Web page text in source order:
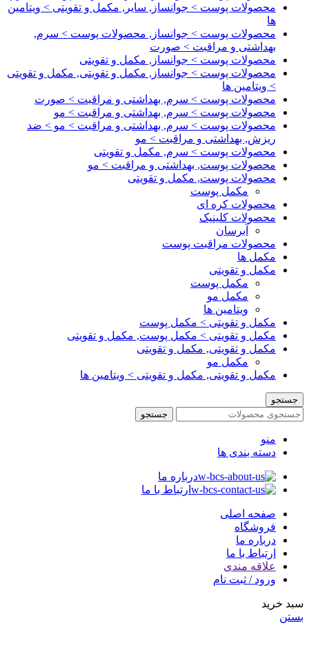
محصولات پوست > جوانساز, سایر, مکمل و تقویتی > ویتامین
ها
محصولات پوست > جوانساز, محصولات پوست > سرم,
بهداشتی و مراقبت > صورت
محصولات پوست > جوانساز, مکمل و تقویتی
محصولات پوست > جوانساز, مکمل و تقویتی, مکمل و تقویتی
> ویتامین ها
محصولات پوست > سرم, بهداشتی و مراقبت > صورت
محصولات پوست > سرم, بهداشتی و مراقبت > مو
محصولات پوست > سرم, بهداشتی و مراقبت > مو > ضد
ریزش, بهداشتی و مراقبت > مو
محصولات پوست > سرم, مکمل و تقویتی
محصولات پوست, بهداشتی و مراقبت > مو
محصولات پوست, مکمل و تقویتی
مکمل پوست
محصولات کره ای
محصولات کلینیک
آبرسان
محصولات مراقبت پوست
مکمل ها
مکمل و تقویتی
مکمل پوست
مکمل مو
ویتامین ها
مکمل و تقویتی > مکمل پوست
مکمل و تقویتی > مکمل پوست, مکمل و تقویتی
مکمل و تقویتی, مکمل و تقویتی
مکمل مو
مکمل و تقویتی, مکمل و تقویتی > ویتامین ها
جستجو
جستجو
منو
دسته بندی ها
درباره ما
ارتباط با ما
صفحه اصلی
فروشگاه
درباره ما
ارتباط با ما
علاقه مندی
ورود / ثبت نام
سبد خرید
بستن